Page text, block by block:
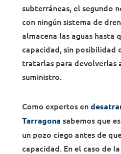
subterráneas, el segundo
con ningún sistema de
almacena las aguas hasta
capacidad, sin posibilidad
tratarlas para devolverlas
suministro.
Como expertos en
Tarragona sabemos que
un pozo ciego antes de
capacidad. En el caso de